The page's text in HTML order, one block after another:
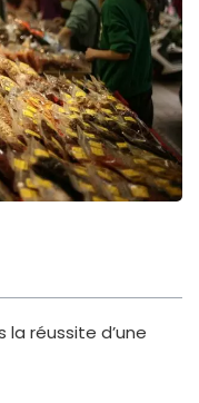
la réussite d’une